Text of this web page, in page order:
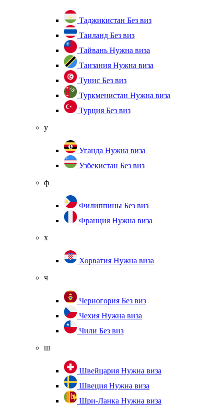
Таджикистан Без виз
Таиланд Без виз
Тайвань Нужна виза
Танзания Нужна виза
Тунис Без виз
Туркменистан Нужна виза
Турция Без виз
у
Уганда Нужна виза
Узбекистан Без виз
ф
Филиппины Без виз
Франция Нужна виза
х
Хорватия Нужна виза
ч
Черногория Без виз
Чехия Нужна виза
Чили Без виз
ш
Швейцария Нужна виза
Швеция Нужна виза
Шри-Ланка Нужна виза